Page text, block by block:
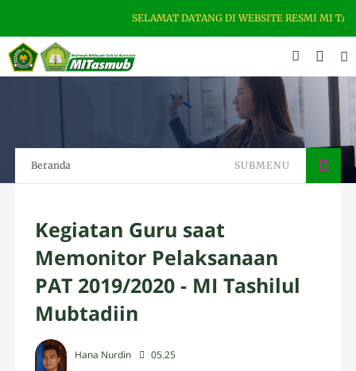
SELAMAT DATANG DI WEBSITE RESMI MI
Beranda SUBMENU
Kegiatan Guru saat
Memonitor Pelaksanaan
PAT 2019/2020 - MI Tashilul
Mubtadiin
Hana Nurdin 05.25